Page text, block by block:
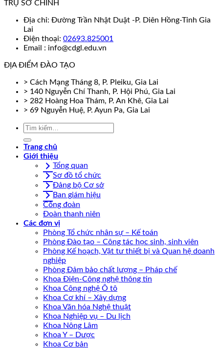
TRỤ SỞ CHÍNH
Địa chỉ: Đường Trần Nhật Duật -P. Diên Hồng-Tỉnh Gia
Lai
Điện thoại: 02693.825001
Email : info@cdgl.edu.vn
ĐỊA ĐIỂM ĐÀO TẠO
> Cách Mạng Tháng 8, P. Pleiku, Gia Lai
> 140 Nguyễn Chí Thanh, P. Hội Phú, Gia Lai
> 282 Hoàng Hoa Thám, P. An Khê, Gia Lai
> 69 Nguyễn Huệ, P. Ayun Pa, Gia Lai
Trang chủ
Giới thiệu
Tổng quan
Sơ đồ tổ chức
Đảng bộ Cơ sở
Ban giám hiệu
Công đoàn
Đoàn thanh niên
Các đơn vị
Phòng Tổ chức nhân sự – Kế toán
Phòng Đào tạo – Công tác học sinh, sinh viên
Phòng Kế hoạch, Vật tư thiết bị và Quan hệ doanh
nghiệp
Phòng Đảm bảo chất lượng – Pháp chế
Khoa Điện-Công nghệ thông tin
Khoa Công nghệ Ô tô
Khoa Cơ khí – Xây dựng
Khoa Văn hóa Nghệ thuật
Khoa Nghiệp vụ – Du lịch
Khoa Nông Lâm
Khoa Y – Dược
Khoa Cơ bản